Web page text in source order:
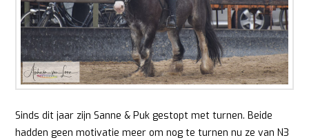
Sinds dit jaar zijn Sanne & Puk gestopt met turnen. Beide
hadden geen motivatie meer om nog te turnen nu ze van N3